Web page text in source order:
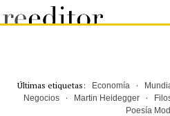
Últimas etiquetas: Economía·
Negocios · Martin Heidegger ·
Poesía